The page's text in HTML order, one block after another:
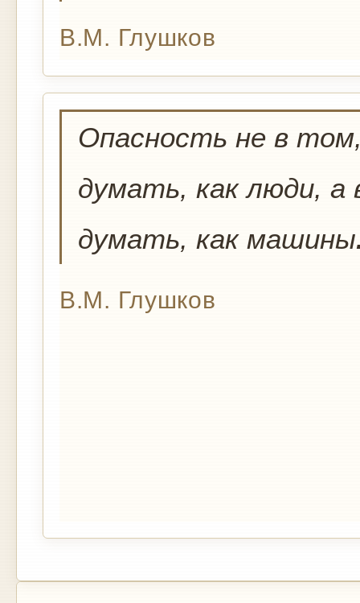
В.М. Глушков
Опасность не в
думать, как люди,
думать, как машины
В.М. Глушков